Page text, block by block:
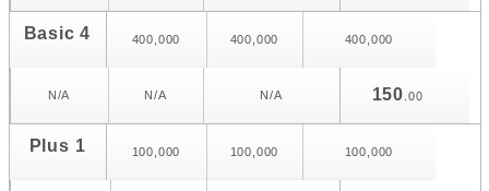
Basic 4 400,000 400,000 400,000
N/A N/A N/A 150 .00
Plus 1 100,000 100,000 100,000